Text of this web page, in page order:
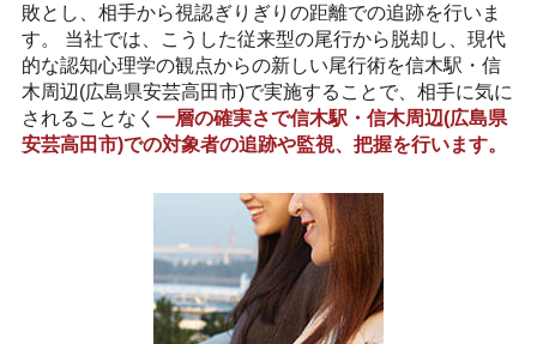
敗とし、相手から視認ぎりぎりの距離での追跡を行いま
す。 当社では、こうした従来型の尾行から脱却し、現代
的な認知心理学の観点からの新しい尾行術を信木駅・信
木周辺(広島県安芸高田市)で実施することで、相手に気に
されることなく 一層の確実さで信木駅・信木周辺(広島県
安芸高田市)での対象者の追跡や監視、把握を行います。